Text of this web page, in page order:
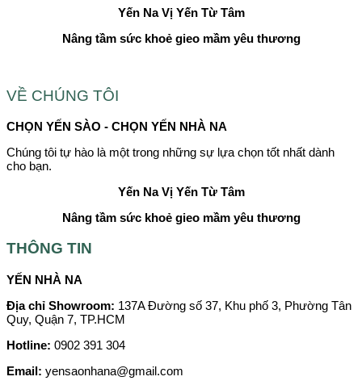
Yến Na Vị Yến Từ Tâm
Nâng tầm sức khoẻ gieo mầm yêu thương
VỀ CHÚNG TÔI
CHỌN YẾN SÀO - CHỌN YẾN NHÀ NA
Chúng tôi tự hào là một trong những sự lựa chọn tốt nhất dành
cho bạn.
Yến Na Vị Yến Từ Tâm
Nâng tầm sức khoẻ gieo mầm yêu thương
THÔNG TIN
YẾN NHÀ NA
Địa chỉ Showroom: 137A Đường số 37, Khu phố 3, Phường Tân
Quy, Quận 7, TP.HCM
Hotline: 0902 391 304
Email: yensaonhana@gmail.com